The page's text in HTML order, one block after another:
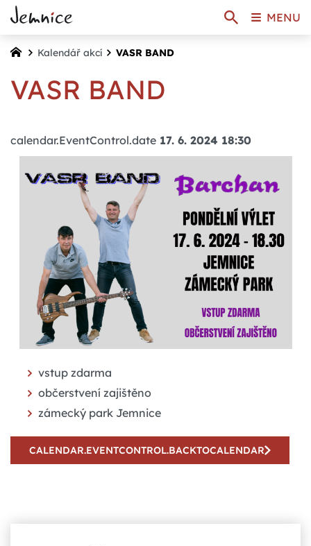
Kalendář akcí VASR BAND
VASR BAND
calendar.EventControl.date 17. 6. 2024 18:30
vstup zdarma
občerstvení zajištěno
zámecký park Jemnice
CALENDAR.EVENTCONTROL.BACKTOCALENDAR
MENU